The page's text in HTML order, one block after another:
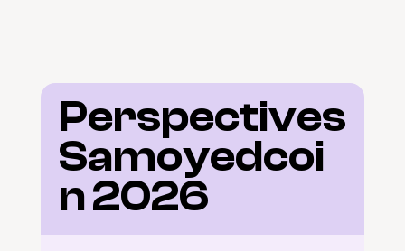
Perspectives
Samoyedcoi
n 2026